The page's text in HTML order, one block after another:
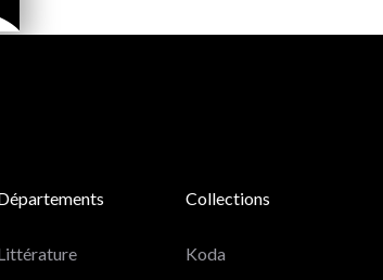
Collections
Koda